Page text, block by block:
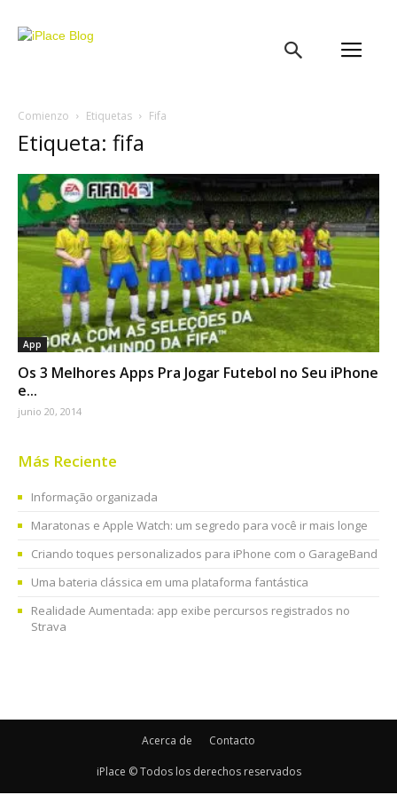
Comienzo Etiquetas Fifa
Etiqueta: fifa
App
Os 3 Melhores Apps Pra Jogar Futebol no Seu iPhone
e...
junio 20, 2014
Más Reciente
Informação organizada
Maratonas e Apple Watch: um segredo para você ir mais longe
Criando toques personalizados para iPhone com o GarageBand
Uma bateria clássica em uma plataforma fantástica
Realidade Aumentada: app exibe percursos registrados no
Strava
Acerca de Contacto
iPlace © Todos los derechos reservados